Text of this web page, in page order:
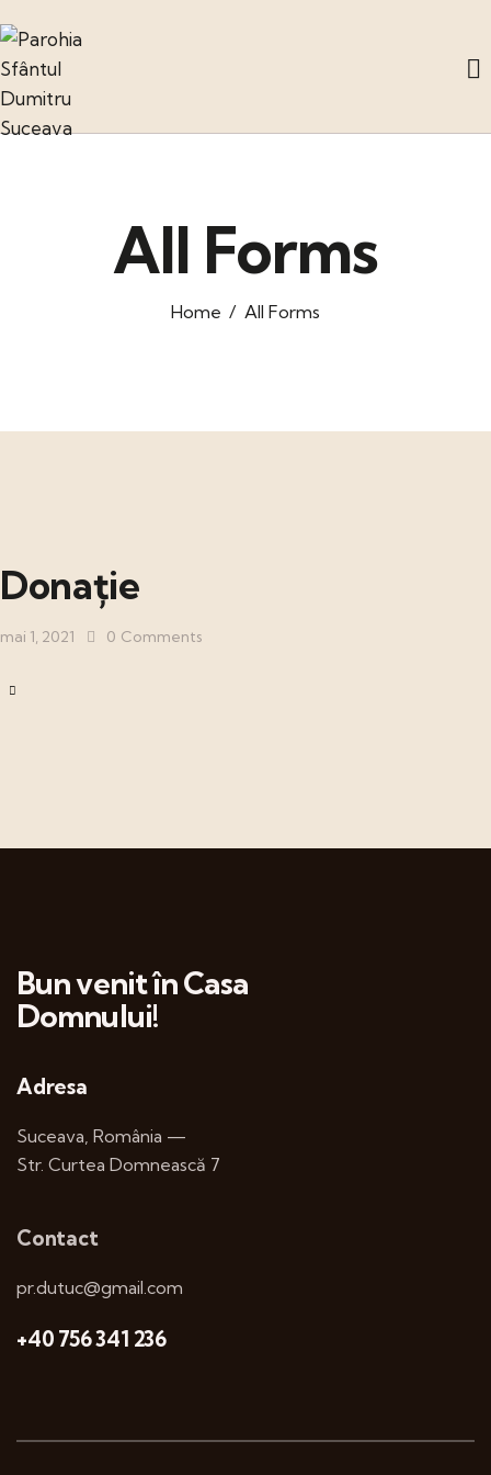
All Forms
Home All Forms
Donație
mai 1, 2021 0 Comments
Bun venit în Casa
Domnului!
Adresa
Suceava, România —
Str. Curtea Domnească 7
Contact
pr.dutuc@gmail.com
+40 756 341 236